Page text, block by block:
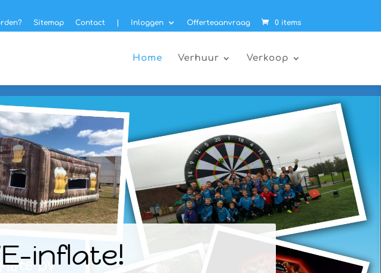
Sitemap Contact Inloggen Offerteaanvraag 0 items
Home Verhuur Verkoop
inflate!